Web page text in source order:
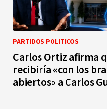
PARTIDOS POLITICOS
Carlos Ortiz afirma
recibiría «con los
abiertos» a Carlos